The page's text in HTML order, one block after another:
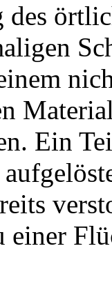
Ein
einer